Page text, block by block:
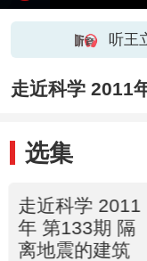
听王
走近科学 2011
选集
走近科学 2011
年 第133期 隔
离地震的建筑